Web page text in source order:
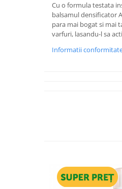
Cu o formula testata
balsamul densificator
para mai bogat si mai
varfuri, lasandu-l sa
Informatii